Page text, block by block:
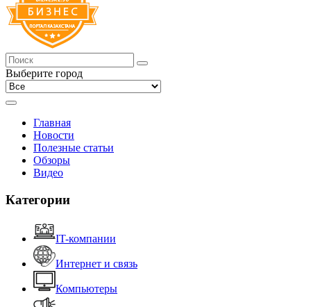
Выберите город
Главная
Новости
Полезные статьи
Обзоры
Видео
Категории
IT-компании
Интернет и связь
Компьютеры